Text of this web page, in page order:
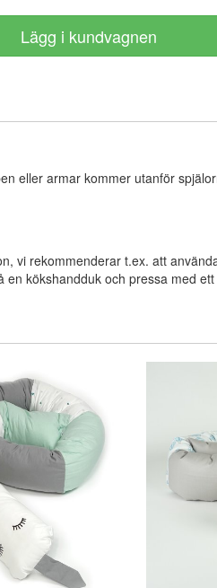
eller armar kommer utanför
vi rekommenderar t.ex. att
kökshandduk och pressa med